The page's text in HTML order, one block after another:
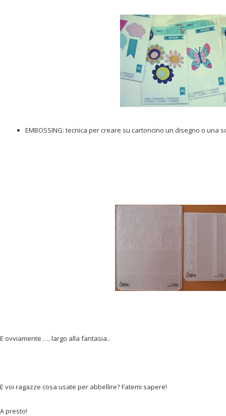
EMBOSSING: tecnica per creare su cartoncino un disegno o una
E ovviamente …. largo alla fantasia..
E voi ragazze cosa usate per abbellire? Fatemi sapere!
A presto!